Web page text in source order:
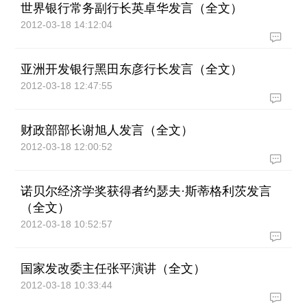
世界银行常务副行长英卓华发言（全文）
2012-03-18 14:12:04
亚洲开发银行黑田东彦行长发言（全文）
2012-03-18 12:47:55
财政部部长谢旭人发言（全文）
2012-03-18 12:00:52
诺贝尔经济学奖获得者约瑟夫·斯蒂格利茨发言
（全文）
2012-03-18 10:52:57
国家发改委主任张平演讲（全文）
2012-03-18 10:33:44